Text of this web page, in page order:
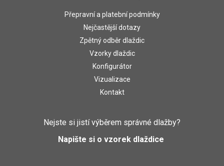
Přepravní a platební podmínky
Nejčastější dotazy
Zpětný odběr dlaždic
Vzorky dlaždic
Konfigurátor
Vizualizace
Kontakt
Nejste si jistí výběrem správné dlažby?
Napište si o vzorek dlaždice